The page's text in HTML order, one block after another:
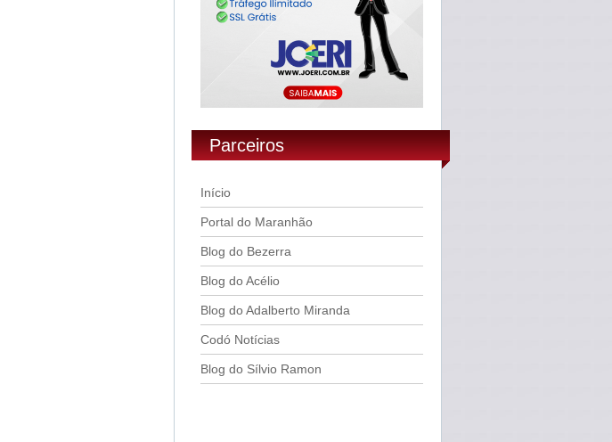
Parceiros
Início
Portal do Maranhão
Blog do Bezerra
Blog do Acélio
Blog do Adalberto Miranda
Codó Notícias
Blog do Sílvio Ramon